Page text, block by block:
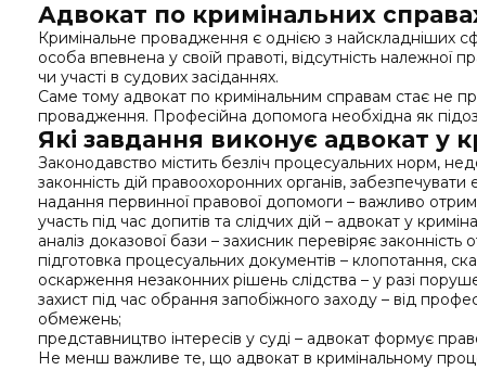
Адвокат по кримінальних
Кримінальне провадження є однією з найскладніших
особа впевнена у своїй правоті, відсутність
чи участі в судових засіданнях.
Саме тому адвокат по кримінальним справам стає не
провадження. Професійна допомога необхідна як
Які завдання виконує адвокат у
Законодавство містить безліч процесуальних норм,
законність дій правоохоронних органів, забезпечувати
надання первинної правової допомоги – важливо
участь під час допитів та слідчих дій – адвокат у
аналіз доказової бази – захисник перевіряє
підготовка процесуальних документів – клопотання,
оскарження незаконних рішень слідства – у разі
захист під час обрання запобіжного заходу – від
обмежень;
представництво інтересів у суді – адвокат формує
Не менш важливе те, що адвокат в кримінальному